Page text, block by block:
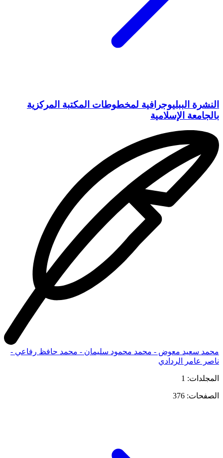
النشرة الببليوجرافية لمخطوطات المكتبة المركزية
بالجامعة الإسلامية
محمد سعيد معوض - محمد محمود سليمان - محمد حافظ رفاعي -
ناصر عامر الردادي
المجلدات: 1
الصفحات: 376